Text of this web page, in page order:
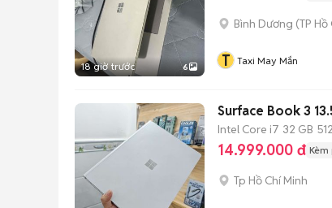
18 giờ trước 6
Bình Dương (TP Hồ
T Taxi May Mắn
Surface Book 3
Intel Core i7 32 GB
14.999.000 đ Kèm
Tp Hồ Chí Minh